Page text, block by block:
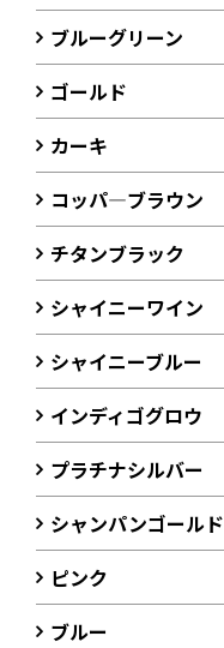
ブルーグリーン
ゴールド
カーキ
コッパ―ブラウン
チタンブラック
シャイニーワイン
シャイニーブルー
インディゴグロウ
プラチナシルバー
シャンパンゴールド
ピンク
ブルー